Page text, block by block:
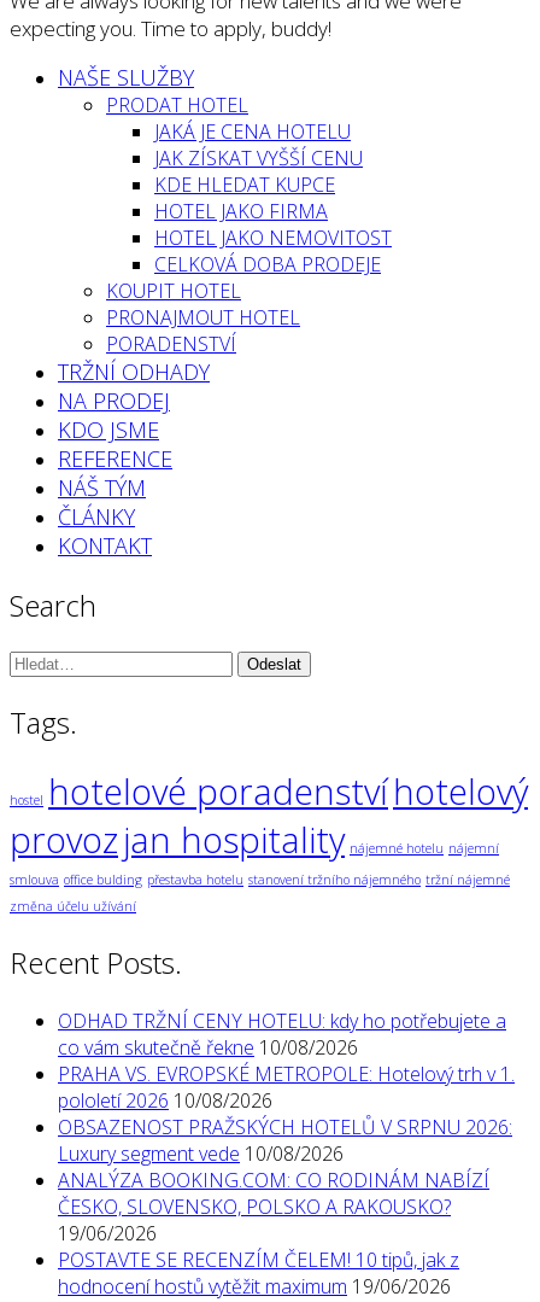
expecting you. Time to apply, buddy!
NAŠE SLUŽBY
PRODAT HOTEL
JAKÁ JE CENA HOTELU
JAK ZÍSKAT VYŠŠÍ CENU
KDE HLEDAT KUPCE
HOTEL JAKO FIRMA
HOTEL JAKO NEMOVITOST
CELKOVÁ DOBA PRODEJE
KOUPIT HOTEL
PRONAJMOUT HOTEL
PORADENSTVÍ
TRŽNÍ ODHADY
NA PRODEJ
KDO JSME
REFERENCE
NÁŠ TÝM
ČLÁNKY
KONTAKT
Search
Vyhledávání:
Tags.
hostel hotelové poradenstvíhotelový
provozjan hospitality nájemné hotelu nájemní
smlouva office bulding přestavba hotelu stanovení tržního nájemného tržní nájemné
změna účelu užívání
Recent Posts.
ODHAD TRŽNÍ CENY HOTELU: kdy ho potřebujete a
co vám skutečně řekne 10/08/2026
PRAHA VS. EVROPSKÉ METROPOLE: Hotelový trh v 1.
pololetí 2026 10/08/2026
OBSAZENOST PRAŽSKÝCH HOTELŮ V SRPNU 2026:
Luxury segment vede 10/08/2026
ANALÝZA BOOKING.COM: CO RODINÁM NABÍZÍ
ČESKO, SLOVENSKO, POLSKO A RAKOUSKO?
19/06/2026
POSTAVTE SE RECENZÍM ČELEM! 10 tipů, jak z
hodnocení hostů vytěžit maximum 19/06/2026